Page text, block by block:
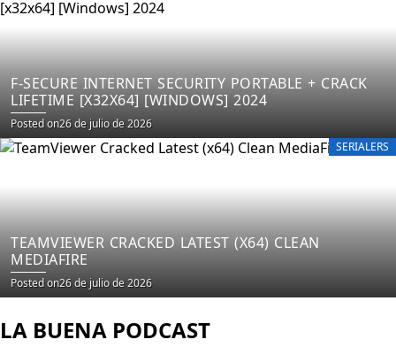
F-SECURE INTERNET SECURITY PORTABLE + CRACK
LIFETIME [X32X64] [WINDOWS] 2024
Posted on26 de julio de 2026
SERIALERS
TEAMVIEWER CRACKED LATEST (X64) CLEAN
MEDIAFIRE
Posted on26 de julio de 2026
LA BUENA PODCAST